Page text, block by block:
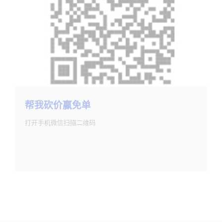
帮我砍价赢免单
打开手机微信扫描二维码